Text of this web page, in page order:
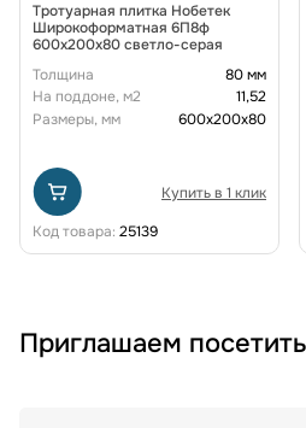
Тротуарная плитка Нобетек
Широкоформатная 6П8ф
600x200x80 светло-серая
Толщина
80 мм
На поддоне, м2
11,52
Размеры, мм
600х200х80
Купить в 1 клик
Код товара: 25139
Приглашаем